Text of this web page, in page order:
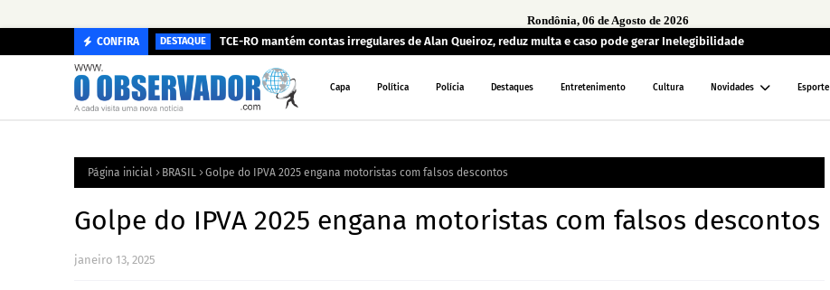
Rondônia, 06 de Agosto de 2026
CONFIRA DESTAQUE TCE-RO mantém contas irregulares de Alan Queiroz, reduz multa e caso pode gerar Inelegibilidade
Capa Política Polícia Destaques Entretenimento Cultura Novidades Esporte
Página inicial BRASIL Golpe do IPVA 2025 engana motoristas com falsos descontos
Golpe do IPVA 2025 engana motoristas com falsos descontos
janeiro 13, 2025